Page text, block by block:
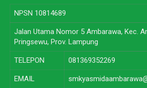
NPSN 10814689
Jalan Utama Nomor 5 Ambarawa, Kec.
Pringsewu, Prov. Lampung
TELEPON 081369352269
EMAIL